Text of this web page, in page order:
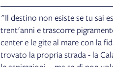
"Il destino non esiste se tu sai
trent'anni e trascorre
center e le gite al mare con la
trovato la propria strada - la